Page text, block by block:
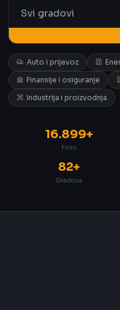
Auto i prijevoz
Finansije i osiguranje
Industrija i proizvodnja
16.899+
Firmi
82+
Gradova